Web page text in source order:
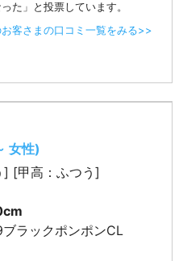
た」と投票しています。
お客さまの口コミ一覧をみる>>
女性)
] [甲高：ふつう]
ラックポンポンCL